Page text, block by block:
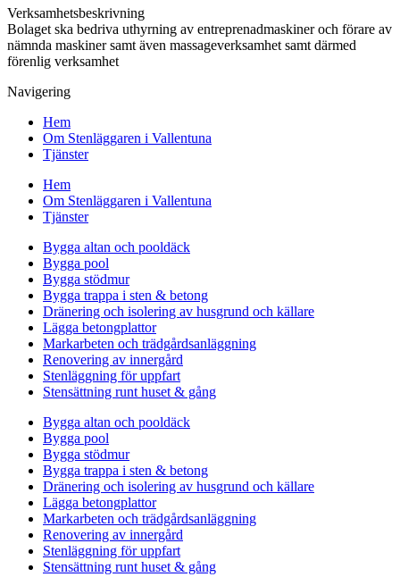
Verksamhetsbeskrivning
Bolaget ska bedriva uthyrning av entreprenadmaskiner och förare av
nämnda maskiner samt även massageverksamhet samt därmed
förenlig verksamhet
Navigering
Hem
Om Stenläggaren i Vallentuna
Tjänster
Hem
Om Stenläggaren i Vallentuna
Tjänster
Bygga altan och pooldäck
Bygga pool
Bygga stödmur
Bygga trappa i sten & betong
Dränering och isolering av husgrund och källare
Lägga betongplattor
Markarbeten och trädgårdsanläggning
Renovering av innergård
Stenläggning för uppfart
Stensättning runt huset & gång
Bygga altan och pooldäck
Bygga pool
Bygga stödmur
Bygga trappa i sten & betong
Dränering och isolering av husgrund och källare
Lägga betongplattor
Markarbeten och trädgårdsanläggning
Renovering av innergård
Stenläggning för uppfart
Stensättning runt huset & gång